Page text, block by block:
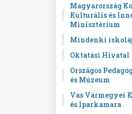
Magyarország
Kulturális és
Minisztérium
Mindenki
Oktatási Hivatal
Országos
és Múzeum
Vas Vármegyei
és Iparkamara